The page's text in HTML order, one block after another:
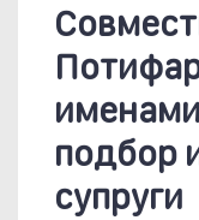
подбор
супруги